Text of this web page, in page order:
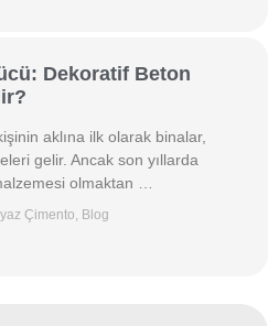
Dekoratif Beton
aklına ilk olarak binalar,
gelir. Ancak son yıllarda
olmaktan …
Çimento, Blog